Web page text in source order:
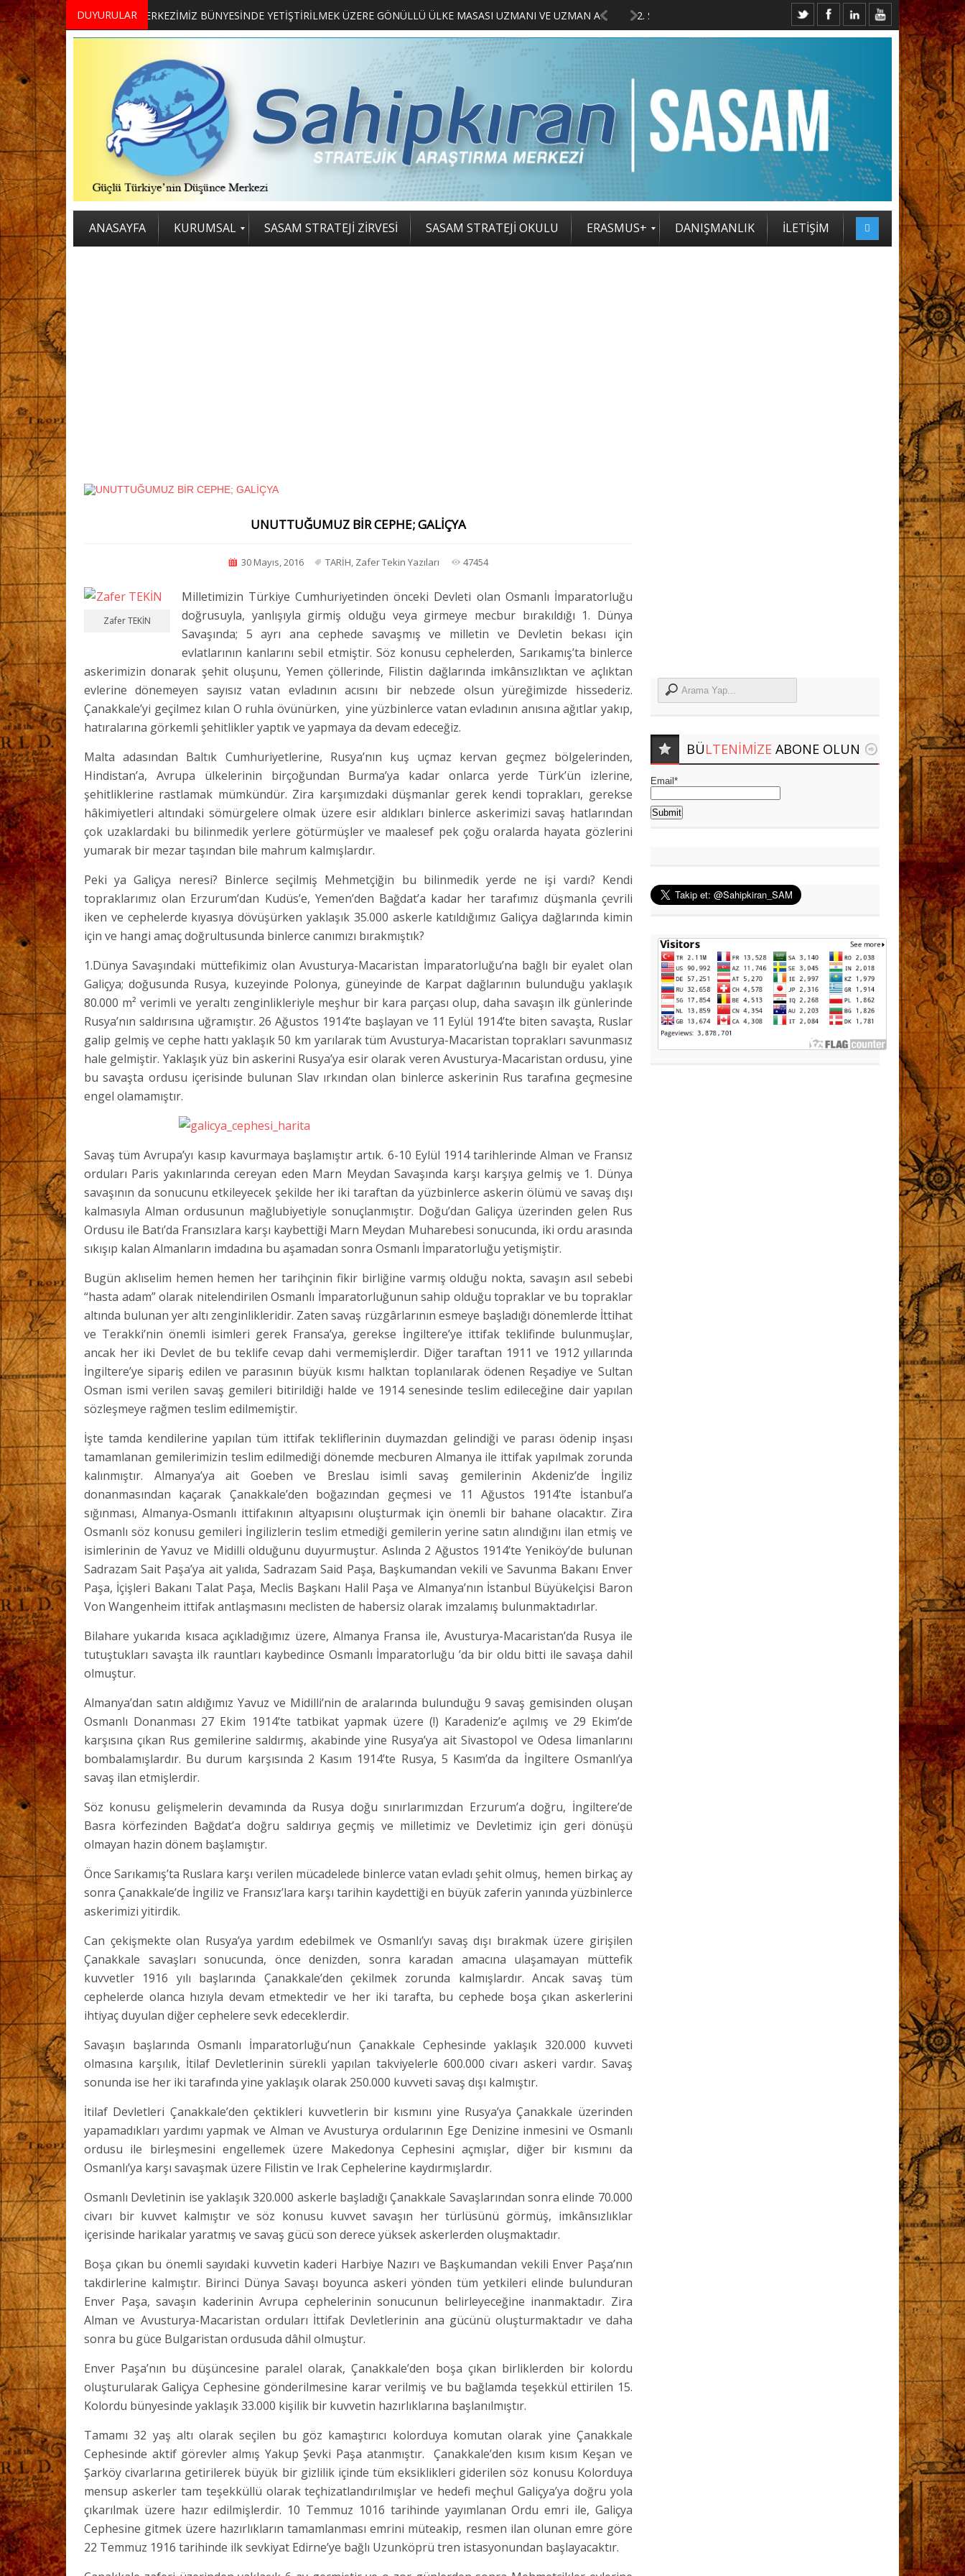
DUYURULAR
MERKEZİMİZ BÜNYESİNDE YETİŞTİRİLMEK ÜZERE GÖNÜLLÜ ÜLKE MASASI UZMANI VE UZMAN ADAYLARI ARIYORUZ 2. SASAM STRATEJİ ZİRVESİ KATILIMCILARI BELLİ OLDU
ANASAYFA KURUMSAL SASAM STRATEJİ ZİRVESİ SASAM STRATEJİ OKULU ERASMUS+ DANIŞMANLIK İLETİŞİM
UNUTTUĞUMUZ BİR CEPHE; GALİÇYA
30 Mayıs, 2016 TARİH, Zafer Tekin Yazıları 47454
Zafer TEKİN
Milletimizin Türkiye Cumhuriyetinden önceki Devleti olan Osmanlı İmparatorluğu
doğrusuyla, yanlışıyla girmiş olduğu veya girmeye mecbur bırakıldığı 1. Dünya
Savaşında; 5 ayrı ana cephede savaşmış ve milletin ve Devletin bekası için
evlatlarının kanlarını sebil etmiştir. Söz konusu cephelerden, Sarıkamış’ta binlerce
askerimizin donarak şehit oluşunu, Yemen çöllerinde, Filistin dağlarında imkânsızlıktan ve açlıktan
evlerine dönemeyen sayısız vatan evladının acısını bir nebzede olsun yüreğimizde hissederiz.
Çanakkale’yi geçilmez kılan O ruhla övünürken, yine yüzbinlerce vatan evladının anısına ağıtlar yakıp,
hatıralarına görkemli şehitlikler yaptık ve yapmaya da devam edeceğiz.
Malta adasından Baltık Cumhuriyetlerine, Rusya’nın kuş uçmaz kervan geçmez bölgelerinden,
Hindistan’a, Avrupa ülkelerinin birçoğundan Burma’ya kadar onlarca yerde Türk’ün izlerine,
şehitliklerine rastlamak mümkündür. Zira karşımızdaki düşmanlar gerek kendi toprakları, gerekse
hâkimiyetleri altındaki sömürgelere olmak üzere esir aldıkları binlerce askerimizi savaş hatlarından
çok uzaklardaki bu bilinmedik yerlere götürmüşler ve maalesef pek çoğu oralarda hayata gözlerini
yumarak bir mezar taşından bile mahrum kalmışlardır.
Peki ya Galiçya neresi? Binlerce seçilmiş Mehmetçiğin bu bilinmedik yerde ne işi vardı? Kendi
topraklarımız olan Erzurum’dan Kudüs’e, Yemen’den Bağdat’a kadar her tarafımız düşmanla çevrili
iken ve cephelerde kıyasıya dövüşürken yaklaşık 35.000 askerle katıldığımız Galiçya dağlarında kimin
için ve hangi amaç doğrultusunda binlerce canımızı bırakmıştık?
1.Dünya Savaşındaki müttefikimiz olan Avusturya-Macaristan İmparatorluğu’na bağlı bir eyalet olan
Galiçya; doğusunda Rusya, kuzeyinde Polonya, güneyinde de Karpat dağlarının bulunduğu yaklaşık
80.000 m² verimli ve yeraltı zenginlikleriyle meşhur bir kara parçası olup, daha savaşın ilk günlerinde
Rusya’nın saldırısına uğramıştır. 26 Ağustos 1914’te başlayan ve 11 Eylül 1914’te biten savaşta, Ruslar
galip gelmiş ve cephe hattı yaklaşık 50 km yarılarak tüm Avusturya-Macaristan toprakları savunmasız
hale gelmiştir. Yaklaşık yüz bin askerini Rusya’ya esir olarak veren Avusturya-Macaristan ordusu, yine
bu savaşta ordusu içerisinde bulunan Slav ırkından olan binlerce askerinin Rus tarafına geçmesine
engel olamamıştır.
Savaş tüm Avrupa’yı kasıp kavurmaya başlamıştır artık. 6-10 Eylül 1914 tarihlerinde Alman ve Fransız
orduları Paris yakınlarında cereyan eden Marn Meydan Savaşında karşı karşıya gelmiş ve 1. Dünya
savaşının da sonucunu etkileyecek şekilde her iki taraftan da yüzbinlerce askerin ölümü ve savaş dışı
kalmasıyla Alman ordusunun mağlubiyetiyle sonuçlanmıştır. Doğu’dan Galiçya üzerinden gelen Rus
Ordusu ile Batı’da Fransızlara karşı kaybettiği Marn Meydan Muharebesi sonucunda, iki ordu arasında
sıkışıp kalan Almanların imdadına bu aşamadan sonra Osmanlı İmparatorluğu yetişmiştir.
Bugün aklıselim hemen hemen her tarihçinin fikir birliğine varmış olduğu nokta, savaşın asıl sebebi
“hasta adam” olarak nitelendirilen Osmanlı İmparatorluğunun sahip olduğu topraklar ve bu topraklar
altında bulunan yer altı zenginlikleridir. Zaten savaş rüzgârlarının esmeye başladığı dönemlerde İttihat
ve Terakki’nin önemli isimleri gerek Fransa’ya, gerekse İngiltere’ye ittifak teklifinde bulunmuşlar,
ancak her iki Devlet de bu teklife cevap dahi vermemişlerdir. Diğer taraftan 1911 ve 1912 yıllarında
İngiltere’ye sipariş edilen ve parasının büyük kısmı halktan toplanılarak ödenen Reşadiye ve Sultan
Osman ismi verilen savaş gemileri bitirildiği halde ve 1914 senesinde teslim edileceğine dair yapılan
sözleşmeye rağmen teslim edilmemiştir.
İşte tamda kendilerine yapılan tüm ittifak tekliflerinin duymazdan gelindiği ve parası ödenip inşası
tamamlanan gemilerimizin teslim edilmediği dönemde mecburen Almanya ile ittifak yapılmak zorunda
kalınmıştır. Almanya’ya ait Goeben ve Breslau isimli savaş gemilerinin Akdeniz’de İngiliz
donanmasından kaçarak Çanakkale’den boğazından geçmesi ve 11 Ağustos 1914’te İstanbul’a
sığınması, Almanya-Osmanlı ittifakının altyapısını oluşturmak için önemli bir bahane olacaktır. Zira
Osmanlı söz konusu gemileri İngilizlerin teslim etmediği gemilerin yerine satın alındığını ilan etmiş ve
isimlerinin de Yavuz ve Midilli olduğunu duyurmuştur. Aslında 2 Ağustos 1914’te Yeniköy’de bulunan
Sadrazam Sait Paşa’ya ait yalıda, Sadrazam Said Paşa, Başkumandan vekili ve Savunma Bakanı Enver
Paşa, İçişleri Bakanı Talat Paşa, Meclis Başkanı Halil Paşa ve Almanya’nın İstanbul Büyükelçisi Baron
Von Wangenheim ittifak antlaşmasını meclisten de habersiz olarak imzalamış bulunmaktadırlar.
Bilahare yukarıda kısaca açıkladığımız üzere, Almanya Fransa ile, Avusturya-Macaristan’da Rusya ile
tutuştukları savaşta ilk rauntları kaybedince Osmanlı İmparatorluğu ’da bir oldu bitti ile savaşa dahil
olmuştur.
Almanya’dan satın aldığımız Yavuz ve Midilli’nin de aralarında bulunduğu 9 savaş gemisinden oluşan
Osmanlı Donanması 27 Ekim 1914’te tatbikat yapmak üzere (!) Karadeniz’e açılmış ve 29 Ekim’de
karşısına çıkan Rus gemilerine saldırmış, akabinde yine Rusya’ya ait Sivastopol ve Odesa limanlarını
bombalamışlardır. Bu durum karşısında 2 Kasım 1914’te Rusya, 5 Kasım’da da İngiltere Osmanlı’ya
savaş ilan etmişlerdir.
Söz konusu gelişmelerin devamında da Rusya doğu sınırlarımızdan Erzurum’a doğru, İngiltere’de
Basra körfezinden Bağdat’a doğru saldırıya geçmiş ve milletimiz ve Devletimiz için geri dönüşü
olmayan hazin dönem başlamıştır.
Önce Sarıkamış’ta Ruslara karşı verilen mücadelede binlerce vatan evladı şehit olmuş, hemen birkaç ay
sonra Çanakkale’de İngiliz ve Fransız’lara karşı tarihin kaydettiği en büyük zaferin yanında yüzbinlerce
askerimizi yitirdik.
Can çekişmekte olan Rusya’ya yardım edebilmek ve Osmanlı’yı savaş dışı bırakmak üzere girişilen
Çanakkale savaşları sonucunda, önce denizden, sonra karadan amacına ulaşamayan müttefik
kuvvetler 1916 yılı başlarında Çanakkale’den çekilmek zorunda kalmışlardır. Ancak savaş tüm
cephelerde olanca hızıyla devam etmektedir ve her iki tarafta, bu cephede boşa çıkan askerlerini
ihtiyaç duyulan diğer cephelere sevk edeceklerdir.
Savaşın başlarında Osmanlı İmparatorluğu’nun Çanakkale Cephesinde yaklaşık 320.000 kuvveti
olmasına karşılık, İtilaf Devletlerinin sürekli yapılan takviyelerle 600.000 civarı askeri vardır. Savaş
sonunda ise her iki tarafında yine yaklaşık olarak 250.000 kuvveti savaş dışı kalmıştır.
İtilaf Devletleri Çanakkale’den çektikleri kuvvetlerin bir kısmını yine Rusya’ya Çanakkale üzerinden
yapamadıkları yardımı yapmak ve Alman ve Avusturya ordularının Ege Denizine inmesini ve Osmanlı
ordusu ile birleşmesini engellemek üzere Makedonya Cephesini açmışlar, diğer bir kısmını da
Osmanlı’ya karşı savaşmak üzere Filistin ve Irak Cephelerine kaydırmışlardır.
Osmanlı Devletinin ise yaklaşık 320.000 askerle başladığı Çanakkale Savaşlarından sonra elinde 70.000
civarı bir kuvvet kalmıştır ve söz konusu kuvvet savaşın her türlüsünü görmüş, imkânsızlıklar
içerisinde harikalar yaratmış ve savaş gücü son derece yüksek askerlerden oluşmaktadır.
Boşa çıkan bu önemli sayıdaki kuvvetin kaderi Harbiye Nazırı ve Başkumandan vekili Enver Paşa’nın
takdirlerine kalmıştır. Birinci Dünya Savaşı boyunca askeri yönden tüm yetkileri elinde bulunduran
Enver Paşa, savaşın kaderinin Avrupa cephelerinin sonucunun belirleyeceğine inanmaktadır. Zira
Alman ve Avusturya-Macaristan orduları İttifak Devletlerinin ana gücünü oluşturmaktadır ve daha
sonra bu güce Bulgaristan ordusuda dâhil olmuştur.
Enver Paşa’nın bu düşüncesine paralel olarak, Çanakkale’den boşa çıkan birliklerden bir kolordu
oluşturularak Galiçya Cephesine gönderilmesine karar verilmiş ve bu bağlamda teşekkül ettirilen 15.
Kolordu bünyesinde yaklaşık 33.000 kişilik bir kuvvetin hazırlıklarına başlanılmıştır.
Tamamı 32 yaş altı olarak seçilen bu göz kamaştırıcı kolorduya komutan olarak yine Çanakkale
Cephesinde aktif görevler almış Yakup Şevki Paşa atanmıştır. Çanakkale’den kısım kısım Keşan ve
Şarköy civarlarına getirilerek büyük bir gizlilik içinde tüm eksiklikleri giderilen söz konusu Kolorduya
mensup askerler tam teşekküllü olarak teçhizatlandırılmışlar ve hedefi meçhul Galiçya’ya doğru yola
çıkarılmak üzere hazır edilmişlerdir. 10 Temmuz 1016 tarihinde yayımlanan Ordu emri ile, Galiçya
Cephesine gitmek üzere hazırlıkların tamamlanması emrini müteakip, resmen ilan olunan emre göre
22 Temmuz 1916 tarihinde ilk sevkiyat Edirne’ye bağlı Uzunköprü tren istasyonundan başlayacaktır.
BÜLTENIMIZE ABONE OLUN
Email*